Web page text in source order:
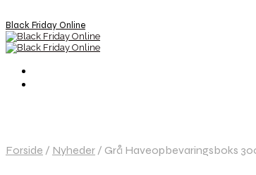
Black Friday Online
Forside / Nyheder / Grå Haveopbevaringsboks